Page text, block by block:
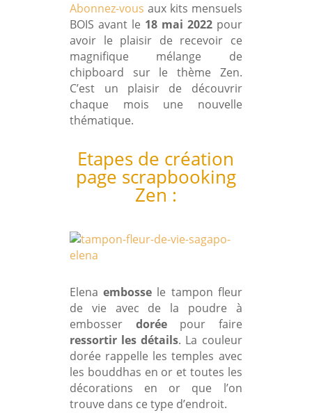
Abonnez-vous aux kits mensuels
BOIS avant le 18 mai 2022pour
avoir le plaisir de recevoir ce
magnifique mélange de
chipboard sur le thème Zen.
C’est un plaisir de découvrir
chaque mois une nouvelle
thématique.
Etapes de création
page scrapbooking
Zen :
Elenaembosse le tampon fleur
de vie avec de la poudre à
embosser doréepour faire
ressortir les détails. La couleur
dorée rappelle les temples avec
les bouddhas en or et toutes les
décorations en or que l’on
trouve dans ce type d’endroit.